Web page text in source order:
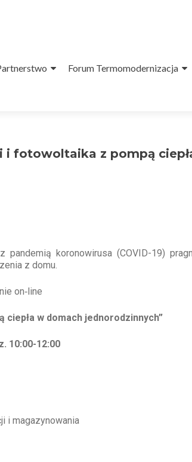
Forum Termomodernizacja
fotowoltaika z pompą
koronowirusa (COVID-19)
z domu.
on‑line
w domach jednorodzinnych”
10:00-12:00
i magazynowania